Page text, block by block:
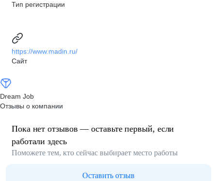
Тип регистрации
https://www.madin.ru/
Сайт
Dream Job
Отзывы о компании
Пока нет отзывов — оставьте первый, если
работали здесь
Поможете тем, кто сейчас выбирает место работы
Оставить отзыв